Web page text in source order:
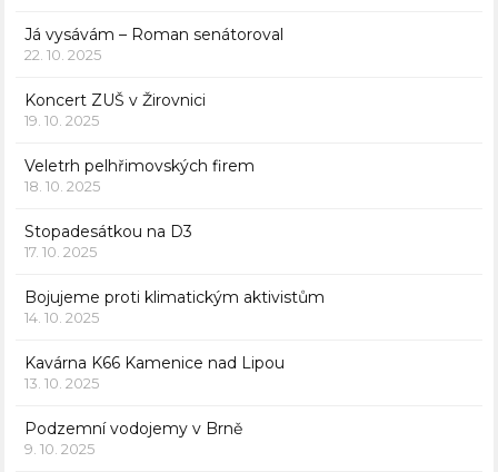
Já vysávám – Roman senátoroval
22. 10. 2025
Koncert ZUŠ v Žirovnici
19. 10. 2025
Veletrh pelhřimovských firem
18. 10. 2025
Stopadesátkou na D3
17. 10. 2025
Bojujeme proti klimatickým aktivistům
14. 10. 2025
Kavárna K66 Kamenice nad Lipou
13. 10. 2025
Podzemní vodojemy v Brně
9. 10. 2025